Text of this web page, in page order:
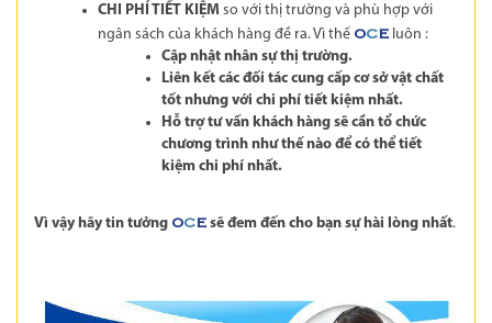
CHI PHÍ TIẾT KIỆM so với thị trường và phù hợp với
ngân sách của khách hàng đề ra. Vì thế OC E
luôn :
Cập nhật nhân sự thị trường.
Liên kết các đối tác cung cấp cơ sở vật chất
tốt nhưng với chi phí tiết kiệm nhất.
Hỗ trợ tư vấn khách hàng sẽ cần tổ chức
chương trình như thế nào để có thể tiết
kiệm chi phí nhất.
Vì vậy hãy tin tưởng OC E sẽ đem đến cho bạn sự hài lòng nhất.